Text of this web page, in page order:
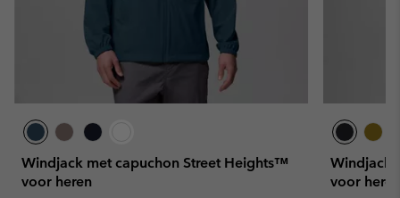
Windjack met capuchon Street Heights™
voor heren
Windjack
voor heren